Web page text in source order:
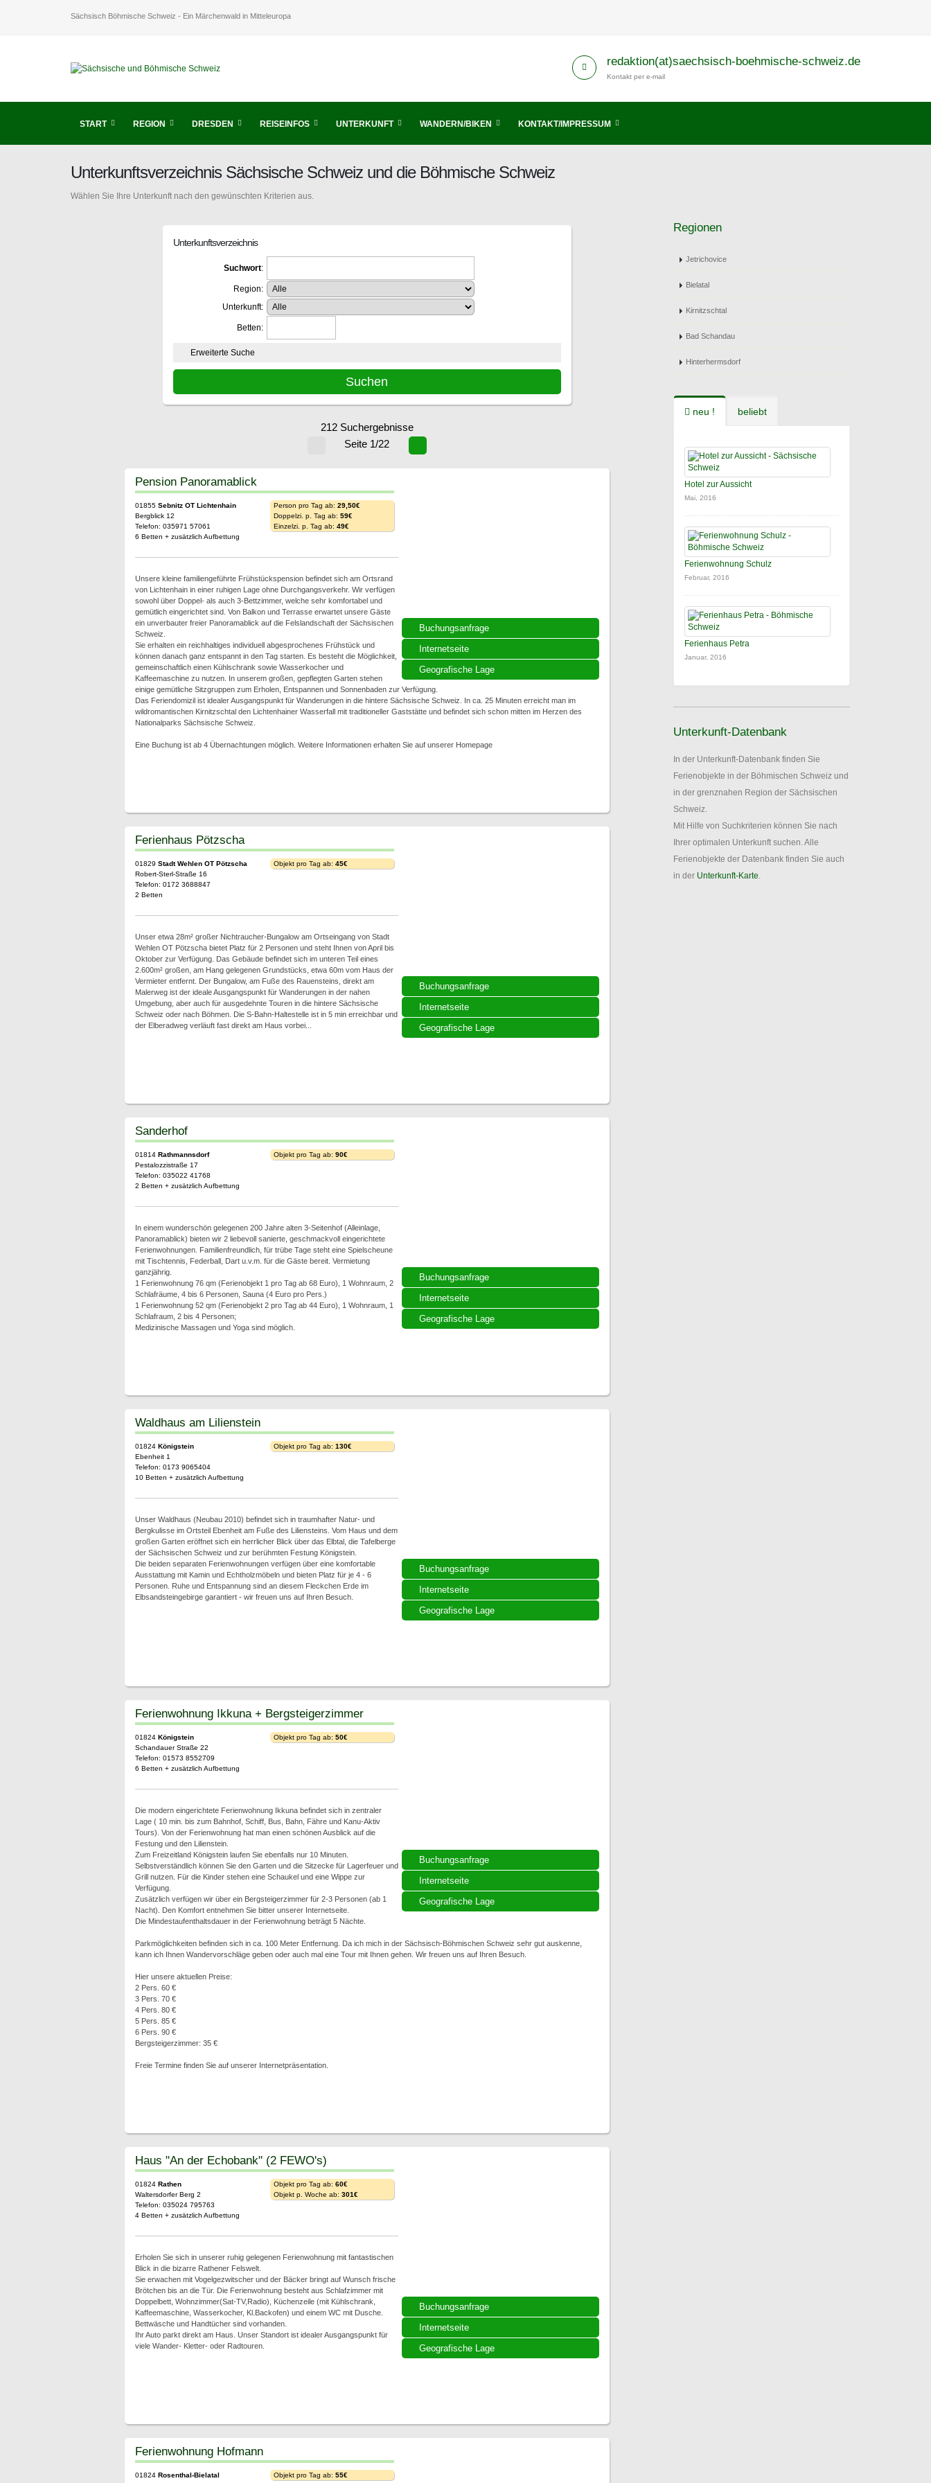
Sächsisch Böhmische Schweiz - Ein Märchenwald in Mitteleuropa
redaktion(at)saechsisch-boehmische-schweiz.de
Kontakt per e-mail
START REGION DRESDEN REISEINFOS UNTERKUNFT WANDERN/BIKEN KONTAKT/IMPRESSUM
Unterkunftsverzeichnis Sächsische Schweiz und die Böhmische Schweiz
Wählen Sie Ihre Unterkunft nach den gewünschten Kriterien aus.
Unterkunftsverzeichnis
Suchwort:
Region:
Unterkunft:
Betten:
Erweiterte Suche
212 Suchergebnisse
Seite 1/22
Buchungsanfrage
Internetseite
Geografische Lage
Pension Panoramablick
01855 Sebnitz OT Lichtenhain
Bergblick 12
Telefon: 035971 57061
6 Betten + zusätzlich Aufbettung
Person pro Tag ab: 29,50€
Doppelzi. p. Tag ab: 59€
Einzelzi. p. Tag ab: 49€
Unsere kleine familiengeführte Frühstückspension befindet sich am Ortsrand
von Lichtenhain in einer ruhigen Lage ohne Durchgangsverkehr. Wir verfügen
sowohl über Doppel- als auch 3-Bettzimmer, welche sehr komfortabel und
gemütlich eingerichtet sind. Von Balkon und Terrasse erwartet unsere Gäste
ein unverbauter freier Panoramablick auf die Felslandschaft der Sächsischen
Schweiz.
Sie erhalten ein reichhaltiges individuell abgesprochenes Frühstück und
können danach ganz entspannt in den Tag starten. Es besteht die Möglichkeit,
gemeinschaftlich einen Kühlschrank sowie Wasserkocher und
Kaffeemaschine zu nutzen. In unserem großen, gepflegten Garten stehen
einige gemütliche Sitzgruppen zum Erholen, Entspannen und Sonnenbaden zur Verfügung.
Das Feriendomizil ist idealer Ausgangspunkt für Wanderungen in die hintere Sächsische Schweiz. In ca. 25 Minuten erreicht man im
wildromantischen Kirnitzschtal den Lichtenhainer Wasserfall mit traditioneller Gaststätte und befindet sich schon mitten im Herzen des
Nationalparks Sächsische Schweiz.
Eine Buchung ist ab 4 Übernachtungen möglich. Weitere Informationen erhalten Sie auf unserer Homepage
Buchungsanfrage
Internetseite
Geografische Lage
Ferienhaus Pötzscha
01829 Stadt Wehlen OT Pötzscha
Robert-Sterl-Straße 16
Telefon: 0172 3688847
2 Betten
Objekt pro Tag ab: 45€
Unser etwa 28m² großer Nichtraucher-Bungalow am Ortseingang von Stadt
Wehlen OT Pötzscha bietet Platz für 2 Personen und steht Ihnen von April bis
Oktober zur Verfügung. Das Gebäude befindet sich im unteren Teil eines
2.600m² großen, am Hang gelegenen Grundstücks, etwa 60m vom Haus der
Vermieter entfernt. Der Bungalow, am Fuße des Rauensteins, direkt am
Malerweg ist der ideale Ausgangspunkt für Wanderungen in der nahen
Umgebung, aber auch für ausgedehnte Touren in die hintere Sächsische
Schweiz oder nach Böhmen. Die S-Bahn-Haltestelle ist in 5 min erreichbar und
der Elberadweg verläuft fast direkt am Haus vorbei...
Buchungsanfrage
Internetseite
Geografische Lage
Sanderhof
01814 Rathmannsdorf
Pestalozzistraße 17
Telefon: 035022 41768
2 Betten + zusätzlich Aufbettung
Objekt pro Tag ab: 90€
In einem wunderschön gelegenen 200 Jahre alten 3-Seitenhof (Alleinlage,
Panoramablick) bieten wir 2 liebevoll sanierte, geschmackvoll eingerichtete
Ferienwohnungen. Familienfreundlich, für trübe Tage steht eine Spielscheune
mit Tischtennis, Federball, Dart u.v.m. für die Gäste bereit. Vermietung
ganzjährig.
1 Ferienwohnung 76 qm (Ferienobjekt 1 pro Tag ab 68 Euro), 1 Wohnraum, 2
Schlafräume, 4 bis 6 Personen, Sauna (4 Euro pro Pers.)
1 Ferienwohnung 52 qm (Ferienobjekt 2 pro Tag ab 44 Euro), 1 Wohnraum, 1
Schlafraum, 2 bis 4 Personen;
Medizinische Massagen und Yoga sind möglich.
Buchungsanfrage
Internetseite
Geografische Lage
Waldhaus am Lilienstein
01824 Königstein
Ebenheit 1
Telefon: 0173 9065404
10 Betten + zusätzlich Aufbettung
Objekt pro Tag ab: 130€
Unser Waldhaus (Neubau 2010) befindet sich in traumhafter Natur- und
Bergkulisse im Ortsteil Ebenheit am Fuße des Liliensteins. Vom Haus und dem
großen Garten eröffnet sich ein herrlicher Blick über das Elbtal, die Tafelberge
der Sächsischen Schweiz und zur berühmten Festung Königstein.
Die beiden separaten Ferienwohnungen verfügen über eine komfortable
Ausstattung mit Kamin und Echtholzmöbeln und bieten Platz für je 4 - 6
Personen. Ruhe und Entspannung sind an diesem Fleckchen Erde im
Elbsandsteingebirge garantiert - wir freuen uns auf Ihren Besuch.
Buchungsanfrage
Internetseite
Geografische Lage
Ferienwohnung Ikkuna + Bergsteigerzimmer
01824 Königstein
Schandauer Straße 22
Telefon: 01573 8552709
6 Betten + zusätzlich Aufbettung
Objekt pro Tag ab: 50€
Die modern eingerichtete Ferienwohnung Ikkuna befindet sich in zentraler
Lage ( 10 min. bis zum Bahnhof, Schiff, Bus, Bahn, Fähre und Kanu-Aktiv
Tours). Von der Ferienwohnung hat man einen schönen Ausblick auf die
Festung und den Lilienstein.
Zum Freizeitland Königstein laufen Sie ebenfalls nur 10 Minuten.
Selbstverständlich können Sie den Garten und die Sitzecke für Lagerfeuer und
Grill nutzen. Für die Kinder stehen eine Schaukel und eine Wippe zur
Verfügung.
Zusätzlich verfügen wir über ein Bergsteigerzimmer für 2-3 Personen (ab 1
Nacht). Den Komfort entnehmen Sie bitter unserer Internetseite.
Die Mindestaufenthaltsdauer in der Ferienwohnung beträgt 5 Nächte.
Parkmöglichkeiten befinden sich in ca. 100 Meter Entfernung. Da ich mich in der Sächsisch-Böhmischen Schweiz sehr gut auskenne,
kann ich Ihnen Wandervorschläge geben oder auch mal eine Tour mit Ihnen gehen. Wir freuen uns auf Ihren Besuch.
Hier unsere aktuellen Preise:
2 Pers. 60 €
3 Pers. 70 €
4 Pers. 80 €
5 Pers. 85 €
6 Pers. 90 €
Bergsteigerzimmer: 35 €
Freie Termine finden Sie auf unserer Internetpräsentation.
Buchungsanfrage
Internetseite
Geografische Lage
Haus "An der Echobank" (2 FEWO's)
01824 Rathen
Waltersdorfer Berg 2
Telefon: 035024 795763
4 Betten + zusätzlich Aufbettung
Objekt pro Tag ab: 60€
Objekt p. Woche ab: 301€
Erholen Sie sich in unserer ruhig gelegenen Ferienwohnung mit fantastischen
Blick in die bizarre Rathener Felswelt.
Sie erwachen mit Vogelgezwitscher und der Bäcker bringt auf Wunsch frische
Brötchen bis an die Tür. Die Ferienwohnung besteht aus Schlafzimmer mit
Doppelbett, Wohnzimmer(Sat-TV,Radio), Küchenzeile (mit Kühlschrank,
Kaffeemaschine, Wasserkocher, Kl.Backofen) und einem WC mit Dusche.
Bettwäsche und Handtücher sind vorhanden.
Ihr Auto parkt direkt am Haus. Unser Standort ist idealer Ausgangspunkt für
viele Wander- Kletter- oder Radtouren.
Ferienwohnung Hofmann
01824 Rosenthal-Bielatal
Objekt pro Tag ab: 55€
Regionen
Jetrichovice
Bielatal
Kirnitzschtal
Bad Schandau
Hinterhermsdorf
neu ! beliebt
Hotel zur Aussicht
Mai, 2016
Ferienwohnung Schulz
Februar, 2016
Ferienhaus Petra
Januar, 2016
Unterkunft-Datenbank
In der Unterkunft-Datenbank finden Sie
Ferienobjekte in der Böhmischen Schweiz und
in der grenznahen Region der Sächsischen
Schweiz.
Mit Hilfe von Suchkriterien können Sie nach
Ihrer optimalen Unterkunft suchen. Alle
Ferienobjekte der Datenbank finden Sie auch
in der Unterkunft-Karte.